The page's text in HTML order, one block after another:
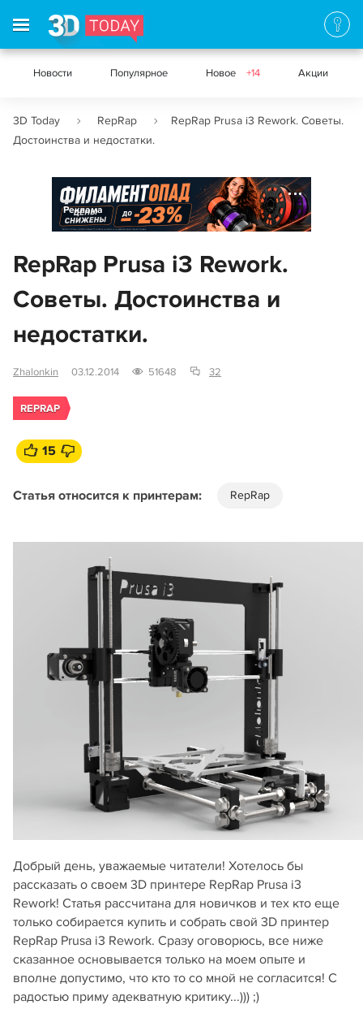
Новости Популярное Новое +14 Акции
3D Today RepRap
RepRap Prusa i3 Rework. Советы.
Достоинства и недостатки.
Реклама
RepRap Prusa i3 Rework.
Советы. Достоинства и
недостатки.
Zhalonkin 03.12.2014 51648 32
REPRAP
15
Статья относится к принтерам: RepRap
Добрый день, уважаемые читатели! Хотелось бы
рассказать о своем 3D принтере RepRap Prusa i3
Rework! Статья рассчитана для новичков и тех кто еще
только собирается купить и собрать свой 3D принтер
RepRap Prusa i3 Rework. Сразу оговорюсь, все ниже
сказанное основывается только на моем опыте и
вполне допустимо, что кто то со мной не согласится! С
радостью приму адекватную критику...))) ;)